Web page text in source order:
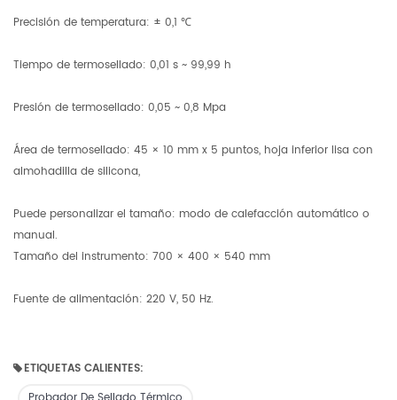
Precisión de temperatura: ± 0,1 ℃
Tiempo de termosellado: 0,01 s ~ 99,99 h
Presión de termosellado: 0,05 ~ 0,8 Mpa
Área de termosellado: 45 × 10 mm x 5 puntos, hoja inferior lisa con
almohadilla de silicona,
Puede personalizar el tamaño: modo de calefacción automático o
manual.
Tamaño del instrumento: 700 × 400 × 540 mm
Fuente de alimentación: 220 V, 50 Hz.
ETIQUETAS CALIENTES: